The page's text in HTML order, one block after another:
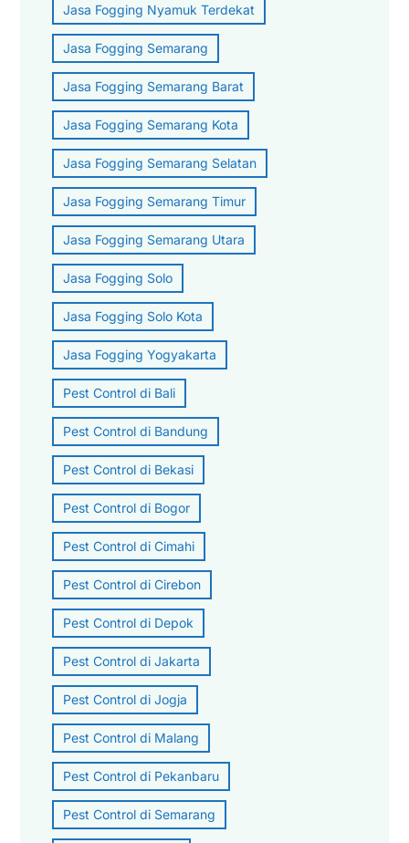
Jasa Fogging Nyamuk Terdekat
Jasa Fogging Semarang
Jasa Fogging Semarang Barat
Jasa Fogging Semarang Kota
Jasa Fogging Semarang Selatan
Jasa Fogging Semarang Timur
Jasa Fogging Semarang Utara
Jasa Fogging Solo
Jasa Fogging Solo Kota
Jasa Fogging Yogyakarta
Pest Control di Bali
Pest Control di Bandung
Pest Control di Bekasi
Pest Control di Bogor
Pest Control di Cimahi
Pest Control di Cirebon
Pest Control di Depok
Pest Control di Jakarta
Pest Control di Jogja
Pest Control di Malang
Pest Control di Pekanbaru
Pest Control di Semarang